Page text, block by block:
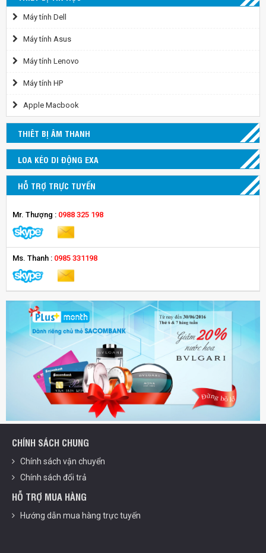
Máy tính Dell
Máy tính Asus
Máy tính Lenovo
Máy tính HP
Apple Macbook
THIÊT BỊ ÂM THANH
LOA KÉO DI ĐỘNG EXA
HỖ TRỢ TRỰC TUYẾN
Mr. Thượng : 0988 325 198
Ms. Thanh : 0985 331198
CHÍNH SÁCH CHUNG
Chính sách vận chuyển
Chính sách đổi trả
HỖ TRỢ MUA HÀNG
Hướng dẫn mua hàng trực tuyến